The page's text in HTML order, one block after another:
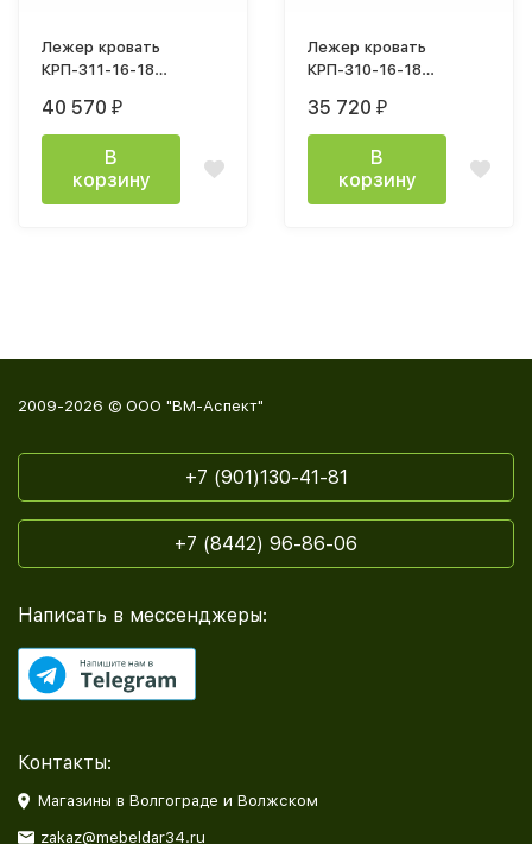
Лежер кровать
КРП-311-16-18
серый / ткань Missoni
14
40 570 ₽
В
корзину
Лежер кровать
КРП-310-16-18
серый / холст
сапфировый
35 720 ₽
В
корзину
2009-2026 © ООО "ВМ-Аспект"
+7 (901)130-41-81
+7 (8442) 96-86-06
Написать в мессенджеры:
Контакты:
Магазины в Волгограде и Волжском
zakaz@mebeldar34.ru